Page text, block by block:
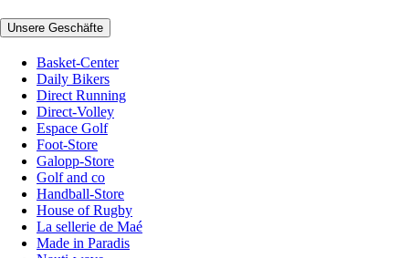
Unsere Geschäfte
Basket-Center
Daily Bikers
Direct Running
Direct-Volley
Espace Golf
Foot-Store
Galopp-Store
Golf and co
Handball-Store
House of Rugby
La sellerie de Maé
Made in Paradis